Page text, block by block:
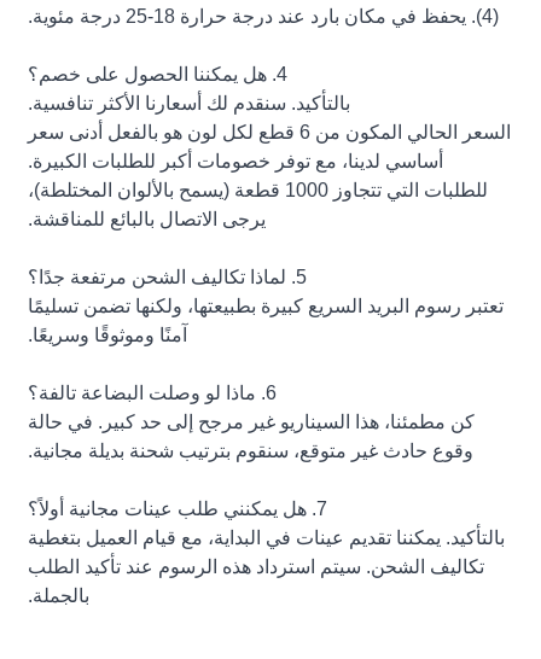
(4). يحفظ في مكان بارد عند درجة حرارة 18-25 درجة مئوية.
4. هل يمكننا الحصول على خصم؟
بالتأكيد. سنقدم لك أسعارنا الأكثر تنافسية.
السعر الحالي المكون من 6 قطع لكل لون هو بالفعل أدنى سعر
أساسي لدينا، مع توفر خصومات أكبر للطلبات الكبيرة.
للطلبات التي تتجاوز 1000 قطعة (يسمح بالألوان المختلطة)،
يرجى الاتصال بالبائع للمناقشة.
5. لماذا تكاليف الشحن مرتفعة جدًا؟
تعتبر رسوم البريد السريع كبيرة بطبيعتها، ولكنها تضمن تسليمًا
آمنًا وموثوقًا وسريعًا.
6. ماذا لو وصلت البضاعة تالفة؟
كن مطمئنا، هذا السيناريو غير مرجح إلى حد كبير. في حالة
وقوع حادث غير متوقع، سنقوم بترتيب شحنة بديلة مجانية.
7. هل يمكنني طلب عينات مجانية أولاً؟
بالتأكيد. يمكننا تقديم عينات في البداية، مع قيام العميل بتغطية
تكاليف الشحن. سيتم استرداد هذه الرسوم عند تأكيد الطلب
بالجملة.